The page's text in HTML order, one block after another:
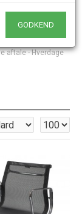
aftale - Hverdage
GODKEND